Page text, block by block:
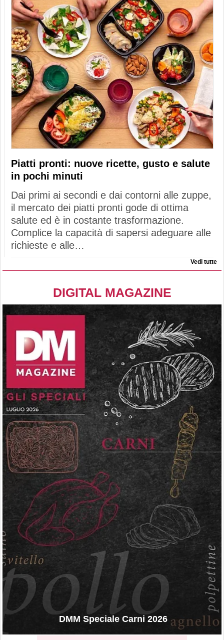
Piatti pronti: nuove ricette, gusto e salute
in pochi minuti
Dai primi ai secondi e dai contorni alle zuppe,
il mercato dei piatti pronti gode di ottima
salute ed è in costante trasformazione.
Complice la capacità di sapersi adeguare alle
richieste e alle…
Vedi tutte
DIGITAL MAGAZINE
DMM Speciale Carni 2026